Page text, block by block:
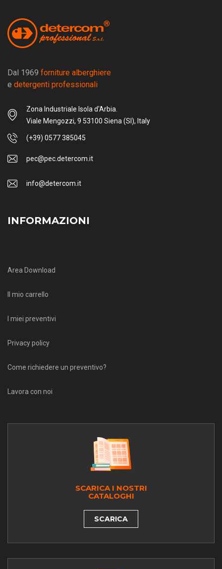
Dal 1969 forniture alberghiere
e detergenti professionali
Zona Industriale Isola d'Arbia.
Viale Mengozzi, 9 53100 Siena (SI), Italy
(+39) 0577 385045
pec@pec.detercom.it
info@detercom.it
INFORMAZIONI
Area Download
Il mio carrello
I miei preventivi
Privacy policy
Come richiedere un preventivo?
Lavora con noi
SCARICA I NOSTRI
CATALOGHI
SCARICA